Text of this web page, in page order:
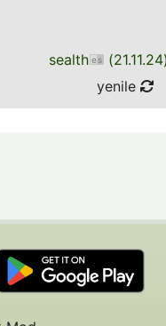
sealth (21.11.24
yenile